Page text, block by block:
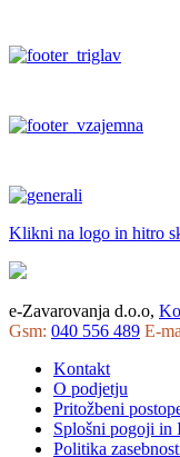
Klikni na logo in hitro
e-Zavarovanja d.o.o,
Gsm: 040 556 489 E-
Kontakt
O podjetju
Pritožbeni
Splošni pogoji in
Politika